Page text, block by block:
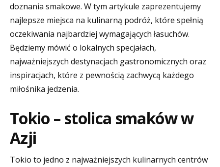
doznania smakowe. W tym artykule zaprezentujemy
najlepsze miejsca na kulinarną podróż, które spełnią
oczekiwania najbardziej wymagających łasuchów.
Będziemy mówić o lokalnych specjałach,
najważniejszych destynacjach gastronomicznych oraz
inspiracjach, które z pewnością zachwycą każdego
miłośnika jedzenia.
Tokio – stolica smaków w
Azji
Tokio to jedno z najważniejszych kulinarnych centrów